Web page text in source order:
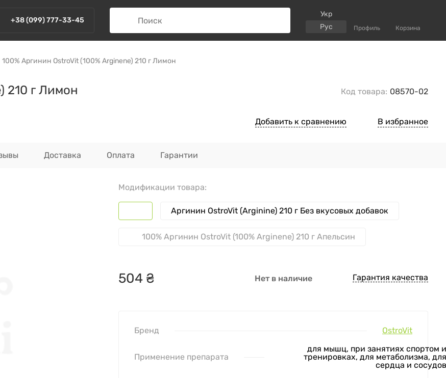
+38 (099) 777-33-45
Укр
Рус
Профиль Корзина
100% Аргинин OstroVit (100% Arginene) 210 г Лимон
210 г Лимон Код товара: 08570-02
Добавить к сравнению В избранное
Доставка Оплата Гарантии
Модификации товара:
Аргинин OstroVit (Arginine) 210 г Без вкусовых добавок
100% Аргинин OstroVit (100% Arginene) 210 г Апельсин
504 ₴ Нет в наличие Гарантия качества
Бренд OstroVit
Применение препарата
для мышц, при занятиях спортом и
тренировках, для метаболизма, для
сердца и сосудов